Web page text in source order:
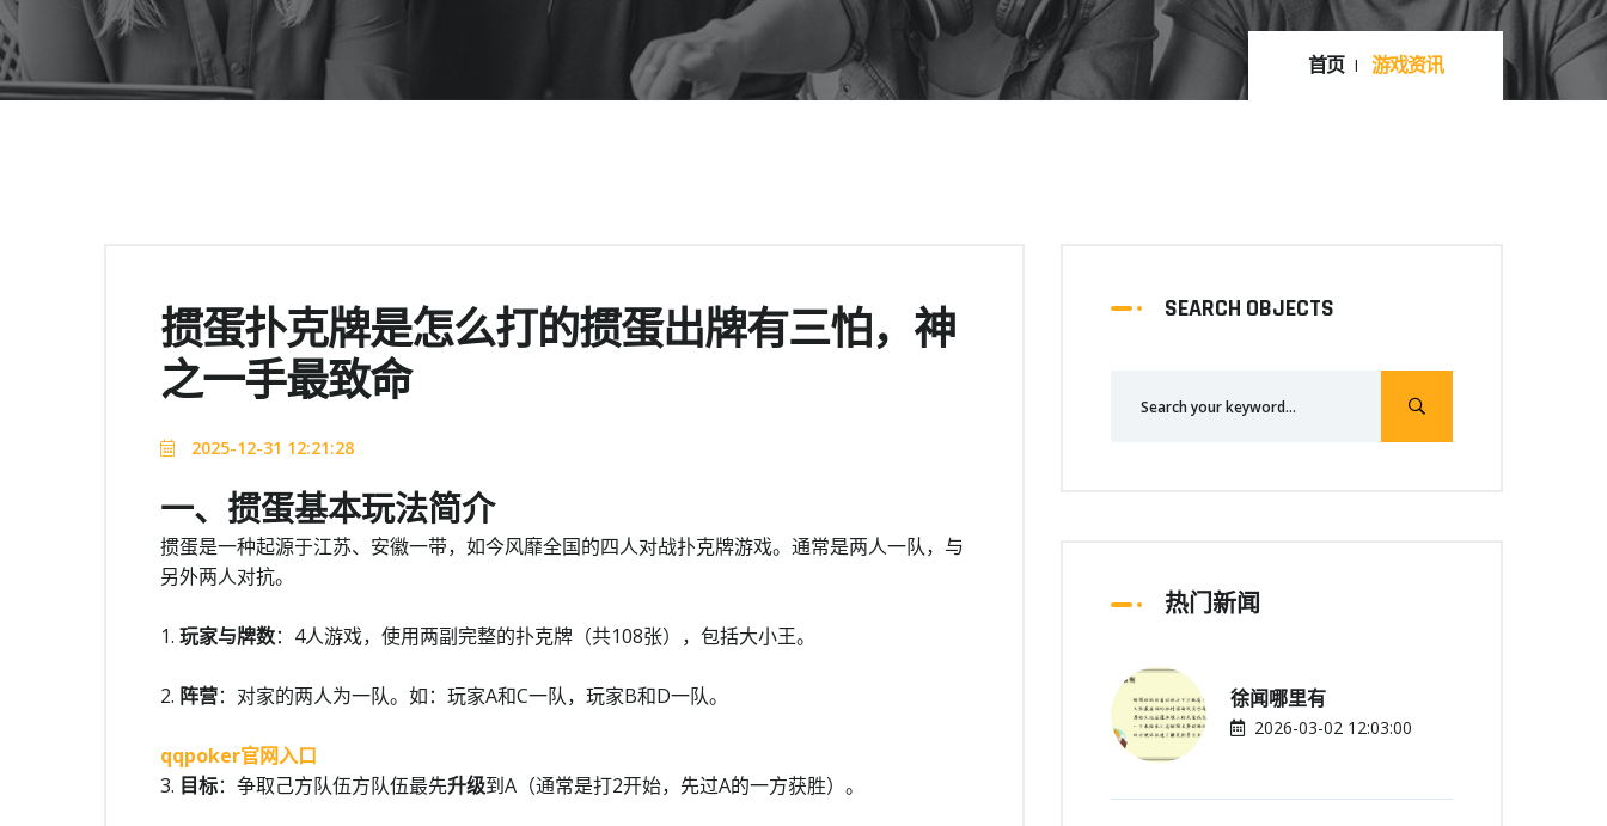
首页 游戏资讯
掼蛋扑克牌是怎么打的掼蛋出牌有三怕，神
之一手最致命
2025-12-31 12:21:28
一、掼蛋基本玩法简介
掼蛋是一种起源于江苏、安徽一带，如今风靡全国的四人对战扑克牌游戏。通常是两人一队，与
另外两人对抗。
1. 玩家与牌数：4人游戏，使用两副完整的扑克牌（共108张），包括大小王。
2. 阵营：对家的两人为一队。如：玩家A和C一队，玩家B和D一队。
qqpoker官网入口
3. 目标：争取己方队伍方队伍最先升级到A（通常是打2开始，先过A的一方获胜）。
SEARCH OBJECTS
热门新闻
徐闻哪里有
2026-03-02 12:03:00